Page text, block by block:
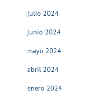
julio 2024
junio 2024
mayo 2024
abril 2024
enero 2024